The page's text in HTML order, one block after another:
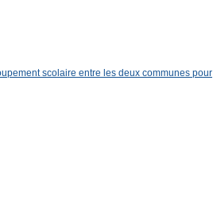
scolaire entre les deux communes pour